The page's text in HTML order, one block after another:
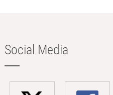
Social Media